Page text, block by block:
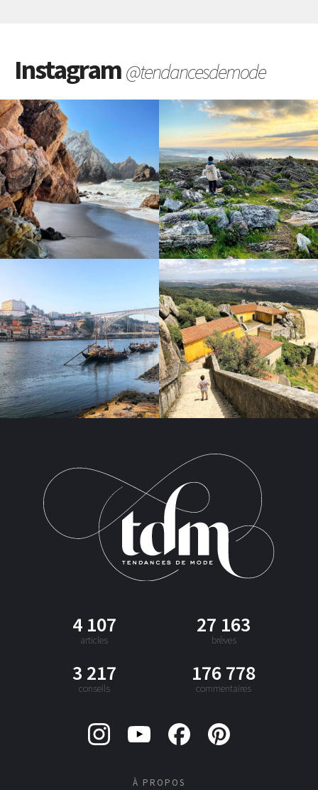
Instagram@tendancesdemode
4 107
articles
27 163
brèves
3 217
conseils
176 778
commentaires
À PROPOS